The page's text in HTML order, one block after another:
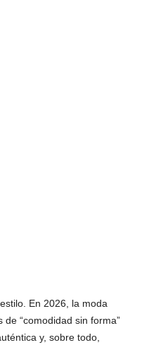
En 2026, la moda
“comodidad sin forma”
y, sobre todo,